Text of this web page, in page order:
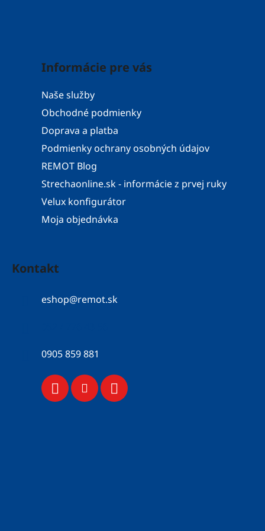
Informácie pre vás
Naše služby
Obchodné podmienky
Doprava a platba
Podmienky ochrany osobných údajov
REMOT Blog
Strechaonline.sk - informácie z prvej ruky
Velux konfigurátor
Moja objednávka
Kontakt
eshop@remot.sk
0905 859 881